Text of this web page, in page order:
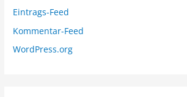
Eintrags-Feed
Kommentar-Feed
WordPress.org